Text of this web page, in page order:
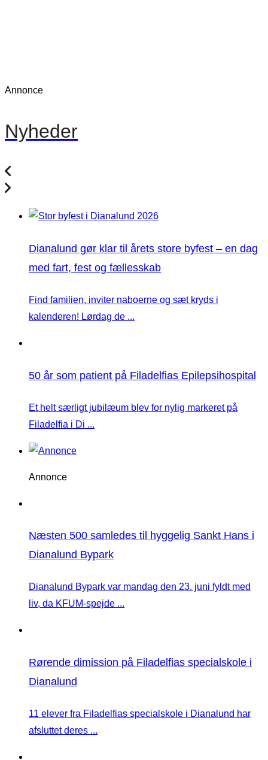
Annonce
Nyheder
Dianalund gør klar til årets store byfest – en dag
med fart, fest og fællesskab
Find familien, inviter naboerne og sæt kryds i
kalenderen! Lørdag de ...
50 år som patient på Filadelfias Epilepsihospital
Et helt særligt jubilæum blev for nylig markeret på
Filadelfia i Di ...
Annonce
Næsten 500 samledes til hyggelig Sankt Hans i
Dianalund Bypark
Dianalund Bypark var mandag den 23. juni fyldt med
liv, da KFUM-spejde ...
Rørende dimission på Filadelfias specialskole i
Dianalund
11 elever fra Filadelfias specialskole i Dianalund har
afsluttet deres ...